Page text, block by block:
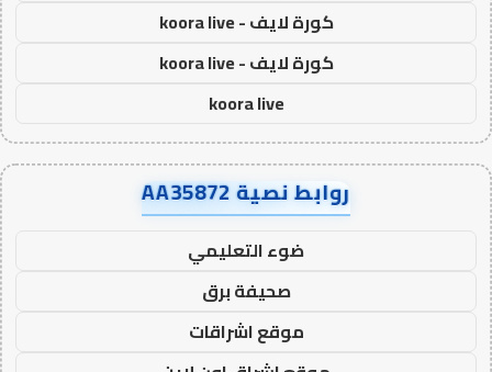
كورة لايف - koora live
كورة لايف - koora live
koora live
روابط نصية AA35872
ضوء التعليمي
صحيفة برق
موقع اشراقات